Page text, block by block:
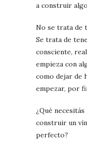
a construir
No se trata de
Se trata de
consciente,
empieza con
como dejar de
empezar, por
¿Qué
construir un
perfecto?